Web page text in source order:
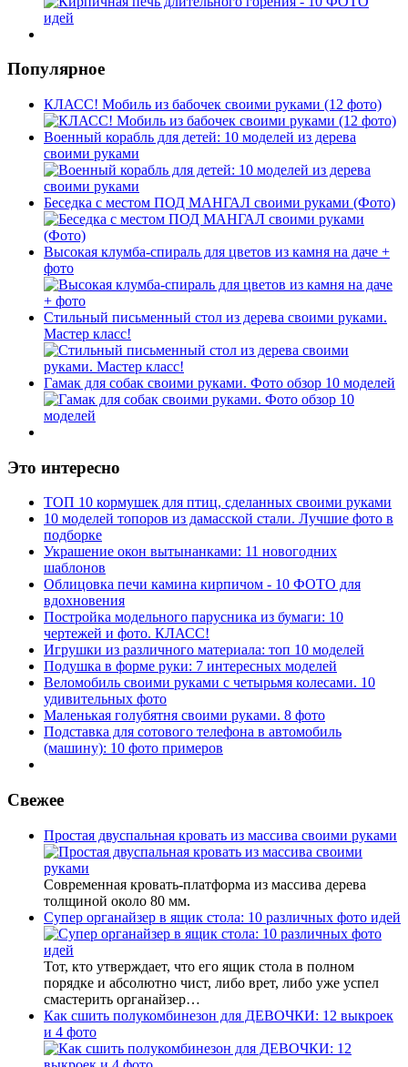
Популярное
КЛАСС! Мобиль из бабочек своими руками (12 фото)
Военный корабль для детей: 10 моделей из дерева
своими руками
Беседка с местом ПОД МАНГАЛ своими руками (Фото)
Высокая клумба-спираль для цветов из камня на даче +
фото
Стильный письменный стол из дерева своими руками.
Мастер класс!
Гамак для собак своими руками. Фото обзор 10 моделей
Это интересно
ТОП 10 кормушек для птиц, сделанных своими руками
10 моделей топоров из дамасской стали. Лучшие фото в
подборке
Украшение окон вытынанками: 11 новогодних
шаблонов
Облицовка печи камина кирпичом - 10 ФОТО для
вдохновения
Постройка модельного парусника из бумаги: 10
чертежей и фото. КЛАСС!
Игрушки из различного материала: топ 10 моделей
Подушка в форме руки: 7 интересных моделей
Веломобиль своими руками с четырьмя колесами. 10
удивительных фото
Маленькая голубятня своими руками. 8 фото
Подставка для сотового телефона в автомобиль
(машину): 10 фото примеров
Свежее
Простая двуспальная кровать из массива своими руками
Современная кровать-платформа из массива дерева
толщиной около 80 мм.
Супер органайзер в ящик стола: 10 различных фото идей
Тот, кто утверждает, что его ящик стола в полном
порядке и абсолютно чист, либо врет, либо уже успел
смастерить органайзер…
Как сшить полукомбинезон для ДЕВОЧКИ: 12 выкроек
и 4 фото